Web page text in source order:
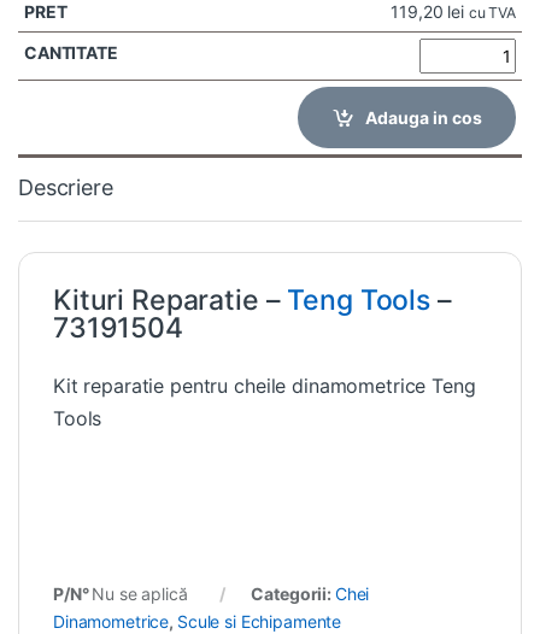
119,20 lei cu TVA
Adauga in cos
Descriere
Kituri Reparatie – Teng Tools–
73191504
Kit reparatie pentru cheile dinamometrice Teng
Tools
P/N°Nu se aplică Categorii: Chei
Dinamometrice, Scule si Echipamente